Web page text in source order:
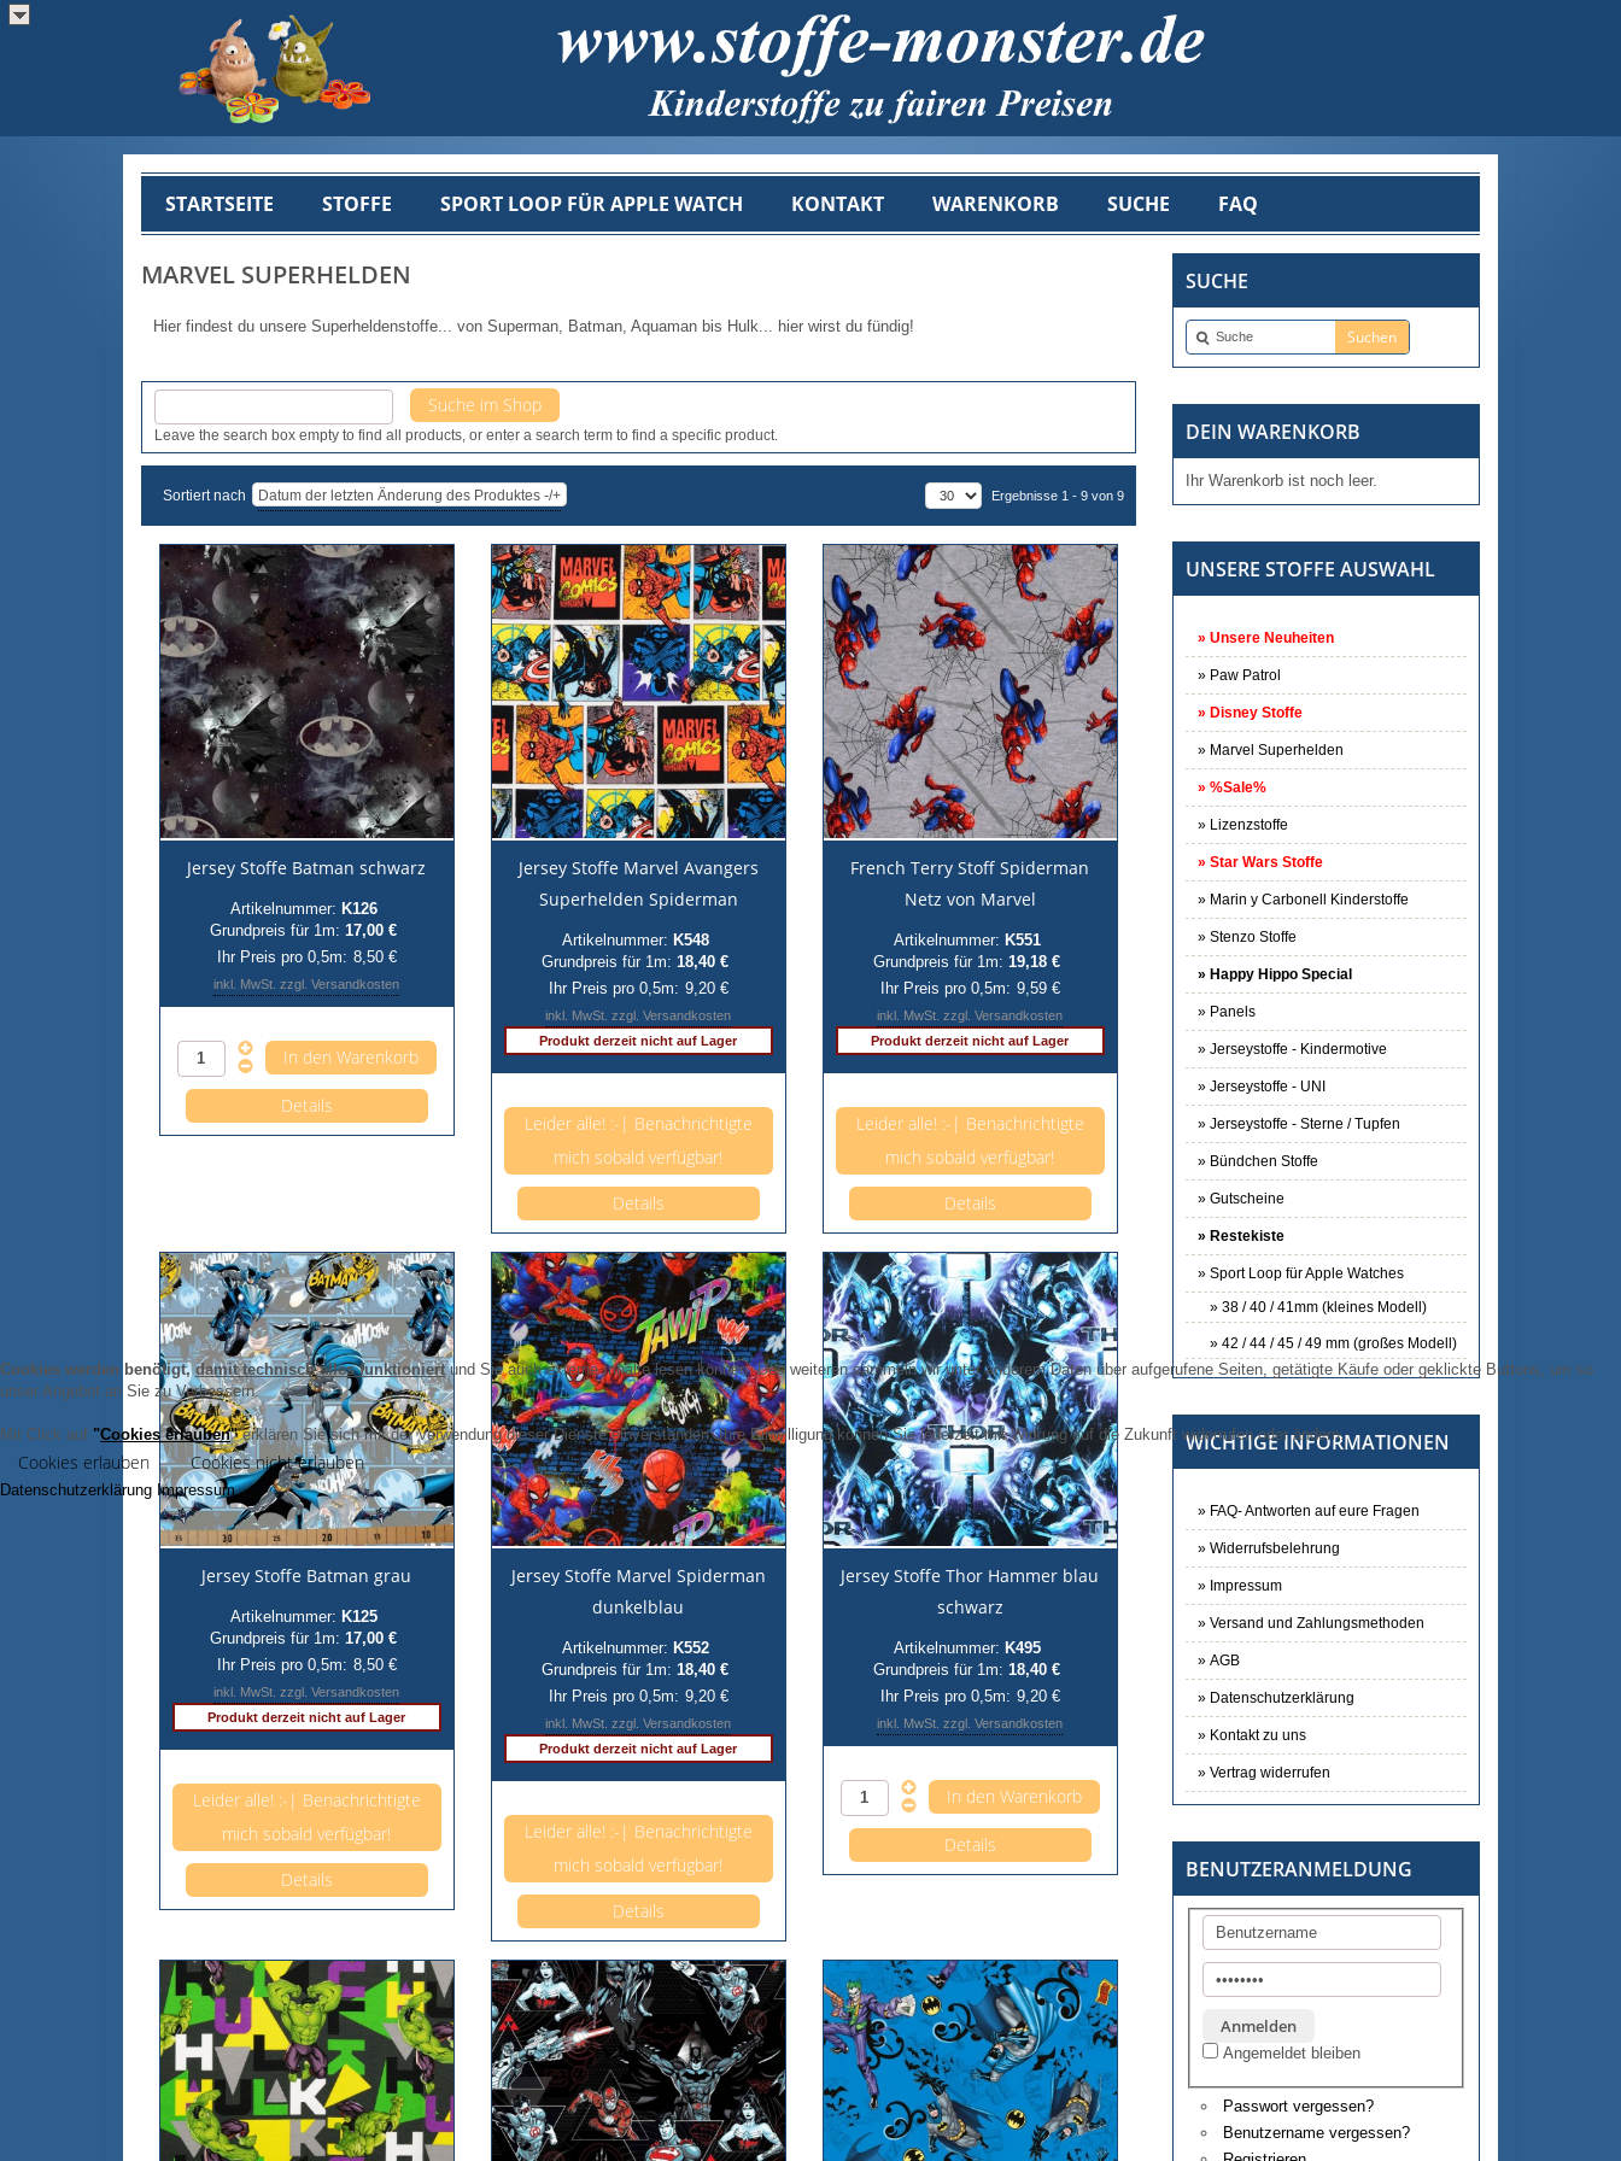
STARTSEITE STOFFE SPORT LOOP FÜR APPLE WATCH KONTAKT WARENKORB SUCHE FAQ
MARVEL SUPERHELDEN
Hier findest du unsere Superheldenstoffe... von Superman, Batman, Aquaman bis Hulk... hier wirst du fündig!
Leave the search box empty to find all products, or enter a search term to find a specific product.
Sortiert nach Datum der letzten Änderung des Produktes -/+ Ergebnisse 1 - 9 von 9
Jersey Stoffe Batman schwarz
Artikelnummer: K126
Grundpreis für 1m: 17,00 €
Ihr Preis pro 0,5m: 8,50 €
inkl. MwSt. zzgl. Versandkosten
Details
Jersey Stoffe Marvel Avangers
Superhelden Spiderman
Artikelnummer: K548
Grundpreis für 1m: 18,40 €
Ihr Preis pro 0,5m: 9,20 €
inkl. MwSt. zzgl. Versandkosten
Produkt derzeit nicht auf Lager
Leider alle! :-| Benachrichtigte
mich sobald verfügbar!
Details
French Terry Stoff Spiderman
Netz von Marvel
Artikelnummer: K551
Grundpreis für 1m: 19,18 €
Ihr Preis pro 0,5m: 9,59 €
inkl. MwSt. zzgl. Versandkosten
Produkt derzeit nicht auf Lager
Leider alle! :-| Benachrichtigte
mich sobald verfügbar!
Details
Jersey Stoffe Batman grau
Artikelnummer: K125
Grundpreis für 1m: 17,00 €
Ihr Preis pro 0,5m: 8,50 €
inkl. MwSt. zzgl. Versandkosten
Produkt derzeit nicht auf Lager
Leider alle! :-| Benachrichtigte
mich sobald verfügbar!
Details
Jersey Stoffe Marvel Spiderman
dunkelblau
Artikelnummer: K552
Grundpreis für 1m: 18,40 €
Ihr Preis pro 0,5m: 9,20 €
inkl. MwSt. zzgl. Versandkosten
Produkt derzeit nicht auf Lager
Leider alle! :-| Benachrichtigte
mich sobald verfügbar!
Details
Jersey Stoffe Thor Hammer blau
schwarz
Artikelnummer: K495
Grundpreis für 1m: 18,40 €
Ihr Preis pro 0,5m: 9,20 €
inkl. MwSt. zzgl. Versandkosten
Details
SUCHE
DEIN WARENKORB
Ihr Warenkorb ist noch leer.
UNSERE STOFFE AUSWAHL
Unsere Neuheiten
Paw Patrol
Disney Stoffe
Marvel Superhelden
%Sale%
Lizenzstoffe
Star Wars Stoffe
Marin y Carbonell Kinderstoffe
Stenzo Stoffe
Happy Hippo Special
Panels
Jerseystoffe - Kindermotive
Jerseystoffe - UNI
Jerseystoffe - Sterne / Tupfen
Bündchen Stoffe
Gutscheine
Restekiste
Sport Loop für Apple Watches
38 / 40 / 41mm (kleines Modell)
42 / 44 / 45 / 49 mm (großes Modell)
WICHTIGE INFORMATIONEN
FAQ- Antworten auf eure Fragen
Widerrufsbelehrung
Impressum
Versand und Zahlungsmethoden
AGB
Datenschutzerklärung
Kontakt zu uns
Vertrag widerrufen
BENUTZERANMELDUNG
Angemeldet bleiben
Passwort vergessen?
Benutzername vergessen?
Cookies werden benötigt,damit technisch alles funktioniertund Sie auch externe Inhalte lesen können. Des weiteren sammeln wir unter anderem Daten über aufgerufene Seiten, getätigte Käufe oder geklickte Buttons, um so
unser Angebot an Sie zu Verbessern.
Mit Click auf "Cookies erlauben"erklären Sie sich mit der Verwendung dieser Dienste einverstanden. Ihre Einwilligung können Sie jederzeit mit Wirkung auf die Zukunft widerrufen oder ändern.
Cookies erlauben Cookies nicht erlauben
Datenschutzerklärung Impressum